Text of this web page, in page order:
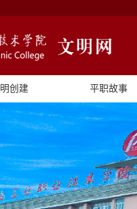
创建 平职故事